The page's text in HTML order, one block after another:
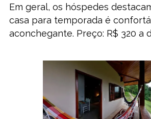
Em geral, os hóspedes
casa para temporada é
aconchegante. Preço: R$ 320 a